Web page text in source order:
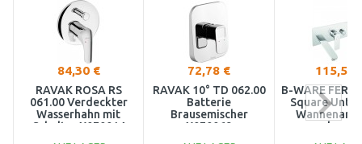
84,30 €
RAVAK ROSA RS
061.00 Verdeckter
Wasserhahn mit
Schalter X070014
72,78 €
RAVAK 10° TD 062.00
Batterie
Brausemischer
X070069
115,58
B-WARE
Square